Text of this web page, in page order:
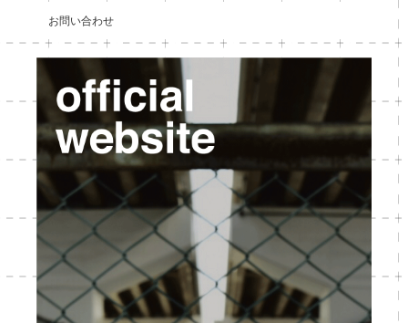
お問い合わせ